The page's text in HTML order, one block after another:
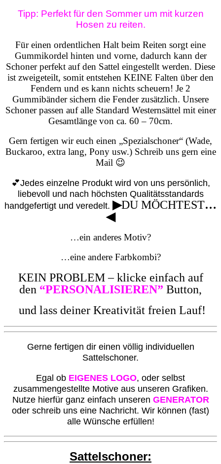
Tipp: Perfekt für den Sommer um mit kurzen
Hosen zu reiten.
Für einen ordentlichen Halt beim Reiten sorgt eine
Gummikordel hinten und vorne, dadurch kann der
Schoner perfekt auf den Sattel eingestellt werden. Diese
ist zweigeteilt, somit entstehen KEINE Falten über den
Fendern und es kann nichts scheuern! Je 2
Gummibänder sichern die Fender zusätzlich. Unsere
Schoner passen auf alle Standard Westernsättel mit einer
Gesamtlänge von ca. 60 – 70cm.
Gern fertigen wir euch einen „Spezialschoner“ (Wade,
Buckaroo, extra lang, Pony usw.) Schreib uns gern eine
Mail 😉
💕Jedes einzelne Produkt wird von uns persönlich,
liebevoll und nach höchsten Qualitätsstandards
handgefertigt und veredelt. ▶DU MÖCHTEST…
◀
…ein anderes Motiv?
…eine andere Farbkombi?
KEIN PROBLEM – klicke einfach auf
den “PERSONALISIEREN” Button,
und lass deiner Kreativität freien Lauf!
Gerne fertigen dir einen völlig individuellen
Sattelschoner.
Egal ob EIGENES LOGO, oder selbst
zusammengestellte Motive aus unseren Grafiken.
Nutze hierfür ganz einfach unseren GENERATOR
oder schreib uns eine Nachricht. Wir können (fast)
alle Wünsche erfüllen!
Sattelschoner: